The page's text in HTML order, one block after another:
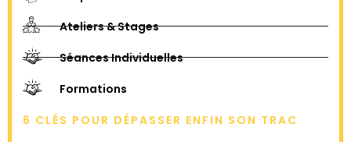
Ateliers & Stages
Séances Individuelles
Formations
6 CLÉS POUR DÉPASSER ENFIN SON TRAC